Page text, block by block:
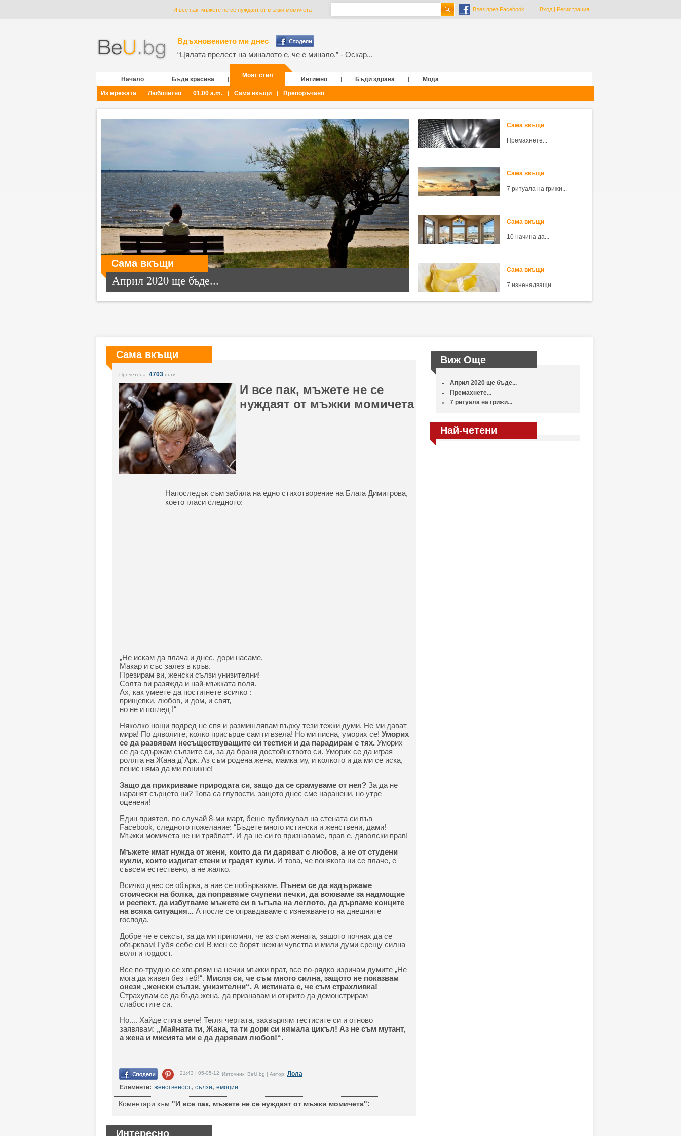
И все пак, мъжете не се нуждаят от мъжки момичета Влез през Facebook Вход| Регистрация
Вдъхновението ми днес
“Цялата прелест на миналото е, че е минало.” - Оскар...
Начало | Бъди красива |
Моят стил
| Интимно | Бъди здрава |
Мода
Из мрежата
| Любопитно | 01.00 a.m. | Сама вкъщи | Препоръчано |
Сама вкъщи
Април 2020 ще бъде...
Сама вкъщи
Премахнете...
Сама вкъщи
7 ритуала на грижи...
Сама вкъщи
10 начина да...
Сама вкъщи
7 изненадващи...
Сама вкъщи
Прочетена: 4703пъти
И все пак, мъжете не се
нуждаят от мъжки момичета
Напоследък съм забила на едно стихотворение на Блага Димитрова,
което гласи следното:
„Не искам да плача и днес, дори насаме.
Макар и със залез в кръв.
Презирам ви, женски сълзи унизителни!
Солта ви разяжда и най-мъжката воля.
Ах, как умеете да постигнете всичко :
прищевки, любов, и дом, и свят,
но не и поглед !“
Няколко нощи подред не спя и размишлявам върху тези тежки думи. Не ми дават
мира! По дяволите, колко присърце сам ги взела! Но ми писна, уморих се! Уморих
се да развявам несъществуващите си тестиси и да парадирам с тях.Уморих
се да сдържам сълзите си, за да браня достойнството си. Уморих се да играя
ролята на Жана д`Арк. Аз съм родена жена, мамка му, и колкото и да ми се иска,
пенис няма да ми поникне!
Защо да прикриваме природата си, защо да се срамуваме от нея? За да не
наранят сърцето ни? Това са глупости, защото днес сме наранени, но утре –
оценени!
Един приятел, по случай 8-ми март, беше публикувал на стената си във
Facebook, следното пожелание: “Бъдете много истински и женствени, дами!
Мъжки момичета не ни трябват“. И да не си го признаваме, прав е, дяволски прав!
Мъжете имат нужда от жени, които да ги даряват с любов, а не от студени
кукли, които издигат стени и градят кули. И това, че понякога ни се плаче, е
съвсем естествено, а не жалко.
Всичко днес се обърка, а ние се побъркахме. Пънем се да издържаме
стоически на болка, да поправяме счупени печки, да воюваме за надмощие
и респект, да избутваме мъжете си в ъгъла на леглото, да дърпаме конците
на всяка ситуация... А после се оправдаваме с изнежването на днешните
господа.
Добре че е сексът, за да ми припомня, че аз съм жената, защото почнах да се
обърквам! Губя себе си! В мен се борят нежни чувства и мили думи срещу силна
воля и гордост.
Все по-трудно се хвърлям на нечии мъжки врат, все по-рядко изричам думите „Не
мога да живея без теб!“. Мисля си, че съм много силна, защото не показвам
онези „женски сълзи, унизителни“. А истината е, че съм страхливка!
Страхувам се да бъда жена, да признавам и открито да демонстрирам
слабостите си.
Но.... Хайде стига вече! Тегля чертата, захвърлям тестисите си и отново
заявявам: „Майната ти, Жана, та ти дори си нямала цикъл! Аз не съм мутант,
а жена и мисията ми е да дарявам любов!“.
21:43 | 05-05-12 Източник: BeU.bg | Автор: Лола
Елементи: женственост, сълзи, емоции
Коментари към "И все пак, мъжете не се нуждаят от мъжки момичета":
Виж Още
Април 2020 ще бъде...
Премахнете...
7 ритуала на грижи...
Най-четени
Интересно